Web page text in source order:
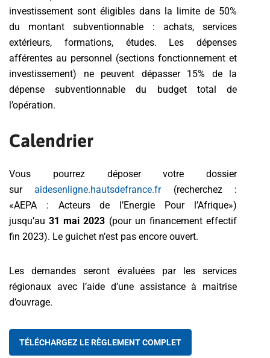
investissement sont éligibles dans la limite de 50%
du montant subventionnable : achats, services
extérieurs, formations, études. Les dépenses
afférentes au personnel (sections fonctionnement et
investissement) ne peuvent dépasser 15% de la
dépense subventionnable du budget total de
l’opération.
Calendrier
Vous pourrez déposer votre dossier
suraidesenligne.hautsdefrance.fr(recherchez :
«AEPA : Acteurs de l’Energie Pour l’Afrique»)
jusqu’au31 mai 2023 (pour un financement effectif
fin 2023). Le guichet n’est pas encore ouvert.
Les demandes seront évaluées par les services
régionaux avec l’aide d’une assistance à maitrise
d’ouvrage.
TÉLÉCHARGEZ LE RÈGLEMENT COMPLET